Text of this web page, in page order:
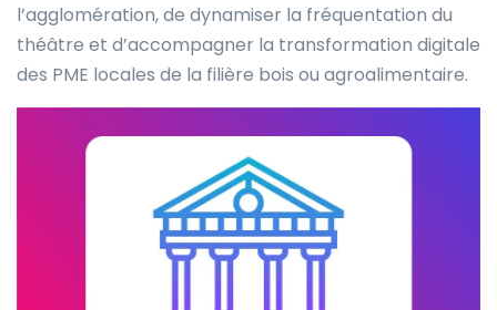
l’agglomération, de dynamiser la fréquentation du
théâtre et d’accompagner la transformation digitale
des PME locales de la filière bois ou agroalimentaire.